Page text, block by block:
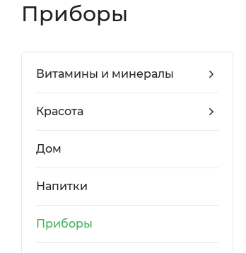
Приборы
Витамины и минералы
Красота
Дом
Напитки
Приборы